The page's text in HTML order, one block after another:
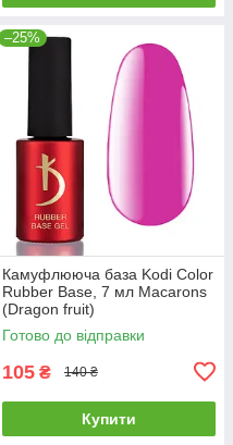
–25%
Камуфлююча база Kodi Color
Rubber Base, 7 мл Macarons
(Dragon fruit)
Готово до відправки
105 ₴ 140 ₴
Купити